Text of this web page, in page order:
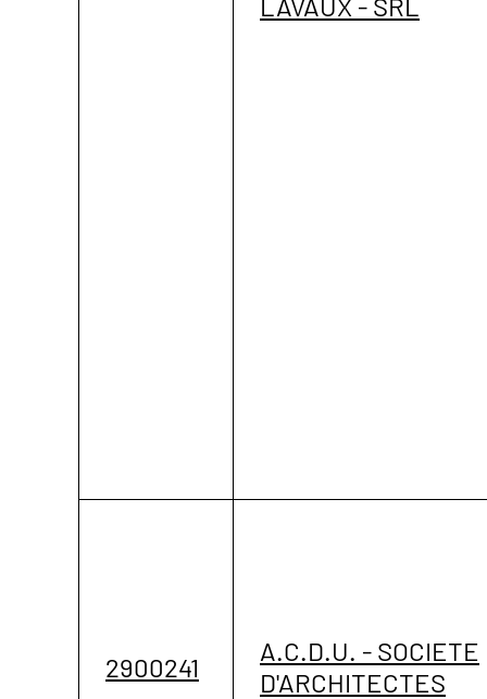
2900241
A.C.D.U. - SOCIETE
D'ARCHITECTES